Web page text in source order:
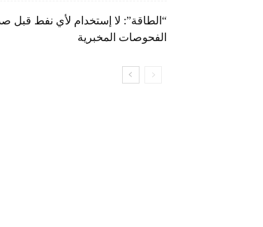
“الطاقة”: لا إستخدام لأي نفط قبل
الفحوصات المخبرية